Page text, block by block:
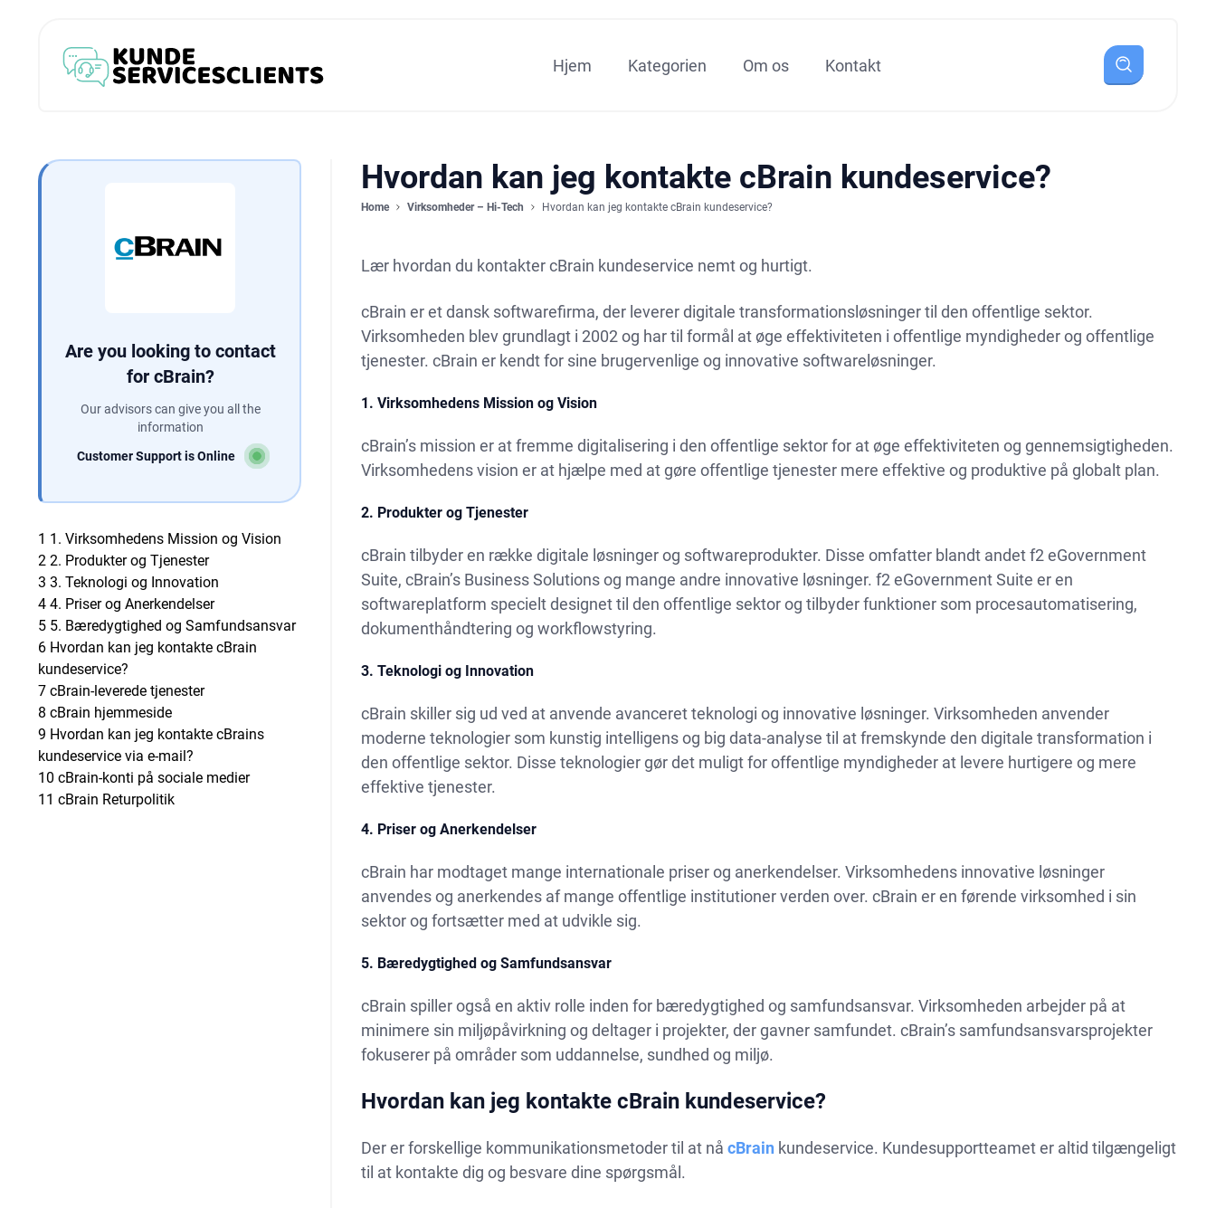
Hjem Kategorien Om os Kontakt
Are you looking to contact
for cBrain?
Our advisors can give you all the
information
Customer Support is Online
1 1. Virksomhedens Mission og Vision
2 2. Produkter og Tjenester
3 3. Teknologi og Innovation
4 4. Priser og Anerkendelser
5 5. Bæredygtighed og Samfundsansvar
6 Hvordan kan jeg kontakte cBrain
kundeservice?
7 cBrain-leverede tjenester
8 cBrain hjemmeside
9 Hvordan kan jeg kontakte cBrains
kundeservice via e-mail?
10 cBrain-konti på sociale medier
11 cBrain Returpolitik
Hvordan kan jeg kontakte cBrain kundeservice?
Home Virksomheder – Hi-Tech Hvordan kan jeg kontakte cBrain kundeservice?
Lær hvordan du kontakter cBrain kundeservice nemt og hurtigt.
cBrain er et dansk softwarefirma, der leverer digitale transformationsløsninger til den offentlige sektor.
Virksomheden blev grundlagt i 2002 og har til formål at øge effektiviteten i offentlige myndigheder og offentlige
tjenester. cBrain er kendt for sine brugervenlige og innovative softwareløsninger.
1. Virksomhedens Mission og Vision
cBrain’s mission er at fremme digitalisering i den offentlige sektor for at øge effektiviteten og gennemsigtigheden.
Virksomhedens vision er at hjælpe med at gøre offentlige tjenester mere effektive og produktive på globalt plan.
2. Produkter og Tjenester
cBrain tilbyder en række digitale løsninger og softwareprodukter. Disse omfatter blandt andet f2 eGovernment
Suite, cBrain’s Business Solutions og mange andre innovative løsninger. f2 eGovernment Suite er en
softwareplatform specielt designet til den offentlige sektor og tilbyder funktioner som procesautomatisering,
dokumenthåndtering og workflowstyring.
3. Teknologi og Innovation
cBrain skiller sig ud ved at anvende avanceret teknologi og innovative løsninger. Virksomheden anvender
moderne teknologier som kunstig intelligens og big data-analyse til at fremskynde den digitale transformation i
den offentlige sektor. Disse teknologier gør det muligt for offentlige myndigheder at levere hurtigere og mere
effektive tjenester.
4. Priser og Anerkendelser
cBrain har modtaget mange internationale priser og anerkendelser. Virksomhedens innovative løsninger
anvendes og anerkendes af mange offentlige institutioner verden over. cBrain er en førende virksomhed i sin
sektor og fortsætter med at udvikle sig.
5. Bæredygtighed og Samfundsansvar
cBrain spiller også en aktiv rolle inden for bæredygtighed og samfundsansvar. Virksomheden arbejder på at
minimere sin miljøpåvirkning og deltager i projekter, der gavner samfundet. cBrain’s samfundsansvarsprojekter
fokuserer på områder som uddannelse, sundhed og miljø.
Hvordan kan jeg kontakte cBrain kundeservice?
Der er forskellige kommunikationsmetoder til at nå cBrain kundeservice. Kundesupportteamet er altid tilgængeligt
til at kontakte dig og besvare dine spørgsmål.